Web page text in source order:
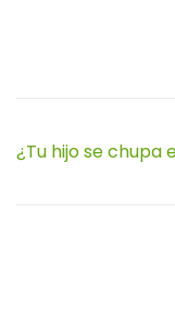
¿Tu hijo se chupa